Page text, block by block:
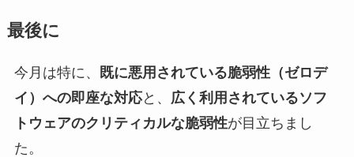
最後に
今月は特に、
既に悪用されている脆弱性（ゼロデ
イ）への即座な対応と、
広く利用されているソフ
トウェアのクリティカルな脆弱性が目立ちまし
た。